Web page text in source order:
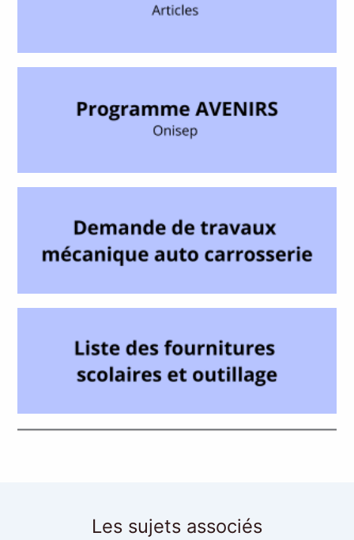
Les sujets associés